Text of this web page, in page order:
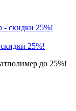
25%!
до 25%!